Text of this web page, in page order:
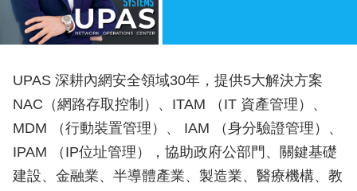
UPAS 深耕內網安全領域30年，提供5大解決方案
NAC（網路存取控制）、ITAM （IT 資產管理）、
MDM （行動裝置管理）、 IAM （身分驗證管理）、
IPAM （IP位址管理），協助政府公部門、關鍵基礎
建設、金融業、半導體產業、製造業、醫療機構、教